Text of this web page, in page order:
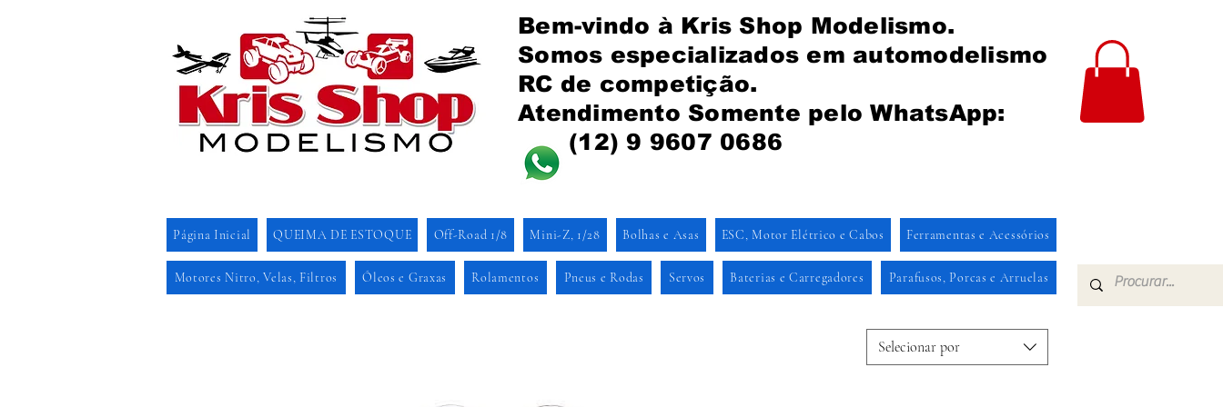
Bem-vindo à Kris Shop Modelismo.
Somos especializados em automodelismo
RC de competição.
Atendimento Somente pelo WhatsApp:
(12) 9 9607 0686
Página Inicial QUEIMA DE ESTOQUE Off-Road 1/8 Mini-Z, 1/28 Bolhas e Asas ESC, Motor Elétrico e Cabos Ferramentas e Acessórios
Motores Nitro, Velas, Filtros Óleos e Graxas Rolamentos Pneus e Rodas Servos Baterias e Carregadores Parafusos, Porcas e Arruelas
Selecionar por